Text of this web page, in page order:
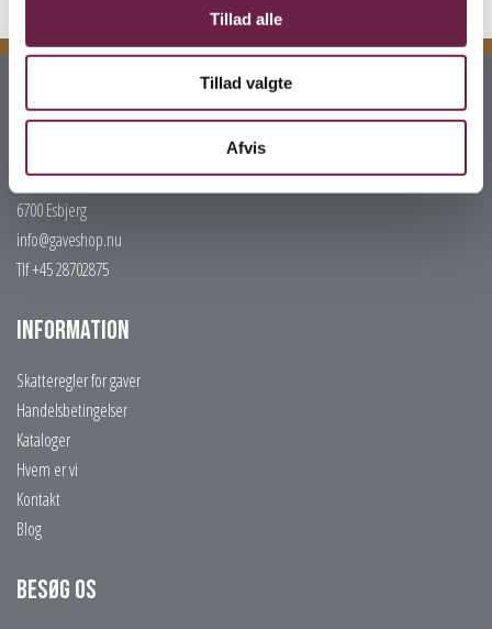
Tillad alle
Tillad valgte
Afvis
Kontakt
H E Bluhmes Vej 53
6700 Esbjerg
info@gaveshop.nu
Tlf +45 28702875
Information
Skatteregler for gaver
Handelsbetingelser
Kataloger
Hvem er vi
Kontakt
Blog
Besøg os